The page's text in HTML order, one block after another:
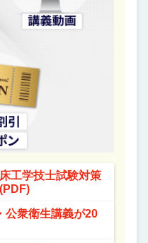
工学技士試験対策
公衆衛生講義が20